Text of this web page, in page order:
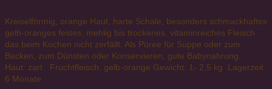
Kreiselförmig, orange Haut, harte Schale, besonders schmackhaftes
gelb-oranges festes, mehlig bis trockenes, vitaminreiches Fleisch
das beim Kochen nicht zerfällt. Als Püree für Suppe oder zum
Backen, zum Dünsten oder Konservieren, gute Babynahrung.
Haut: zart Fruchtfleisch: gelb-orange Gewicht: 1- 2,5 kg Lagerzeit.
6 Monate